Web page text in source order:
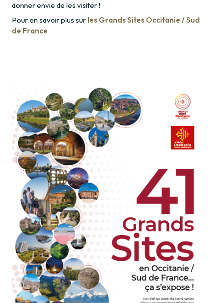
donner envie de les visiter !
Pour en savoir plus sur les Grands Sites Occitanie / Sud
de France